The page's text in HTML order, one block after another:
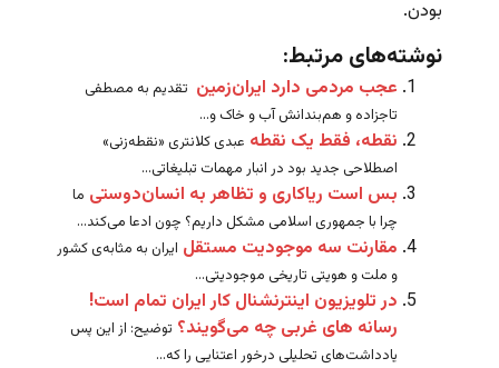
بودن.
نوشته‌های مرتبط:
عجب مردمی دارد ایران‌زمین تقدیم به مصطفی
تاجزاده و هم‌بندانش آب و خاک و...
نقطه، فقط یک نقطه عبدی کلانتری «نقطه‌زنی»
اصطلاحی جدید بود در انبار مهمات تبلیغاتی...
بس است ریاکاری و تظاهر به انسان‌دوستی ما
چرا با جمهوری اسلامی مشکل داریم؟ چون ادعا می‌کند...
مقارنت سه موجودیت مستقل ایران به مثابه‌ی کشور
و ملت و هویتی تاریخی موجودیتی...
در تلویزیون اینترنشنال کار ایران تمام است!
رسانه های غربی چه می‌گویند؟ توضیح: از این پس
یادداشت‌های تحلیلی درخور اعتنایی را که...